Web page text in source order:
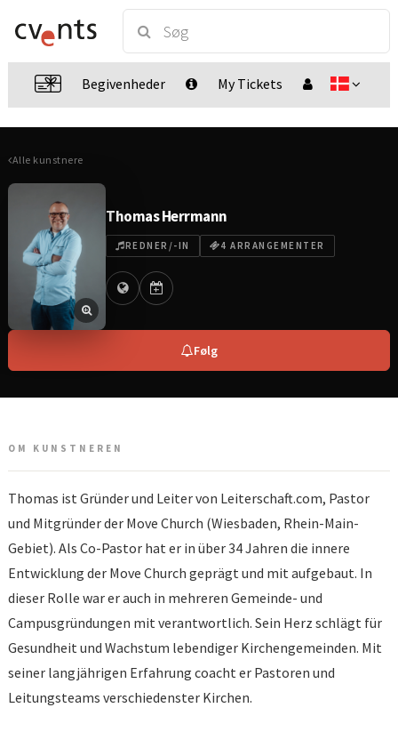
Begivenheder My Tickets
Alle kunstnere
Thomas Herrmann
REDNER/-IN 4 ARRANGEMENTER
Følg
OM KUNSTNEREN
Thomas ist Gründer und Leiter von Leiterschaft.com, Pastor
und Mitgründer der Move Church (Wiesbaden, Rhein-Main-
Gebiet). Als Co-Pastor hat er in über 34 Jahren die innere
Entwicklung der Move Church geprägt und mit aufgebaut. In
dieser Rolle war er auch in mehreren Gemeinde- und
Campusgründungen mit verantwortlich. Sein Herz schlägt für
Gesundheit und Wachstum lebendiger Kirchengemeinden. Mit
seiner langjährigen Erfahrung coacht er Pastoren und
Leitungsteams verschiedenster Kirchen.